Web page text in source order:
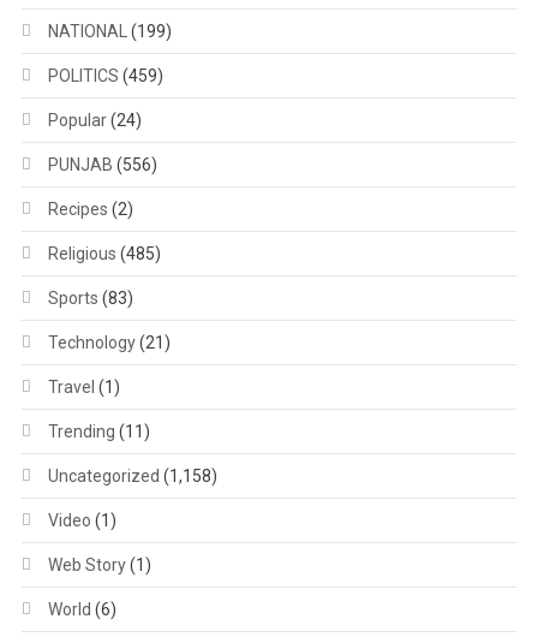
NATIONAL (199)
POLITICS (459)
Popular(24)
PUNJAB (556)
Recipes (2)
Religious (485)
Sports (83)
Technology(21)
Travel (1)
Trending (11)
Uncategorized (1,158)
Video (1)
Web Story(1)
World (6)